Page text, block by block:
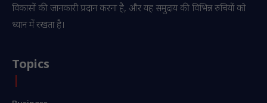
विकासों की जानकारी प्रदान करना है, और यह समुदाय की विभिन्न रुचियों को
ध्यान में रखता है।
Topics